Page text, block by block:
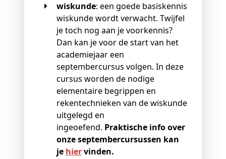
wiskunde: een goede basiskennis
wiskunde wordt verwacht. Twijfel
je toch nog aan je voorkennis?
Dan kan je voor de start van het
academiejaar een
septembercursus volgen. In deze
cursus worden de nodige
elementaire begrippen en
rekentechnieken van de wiskunde
uitgelegd en
ingeoefend. Praktische info over
onze septembercursussen kan
je hiervinden.